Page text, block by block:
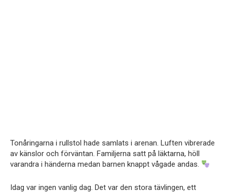
Tonåringarna i rullstol hade samlats i arenan. Luften vibrerade
av känslor och förväntan. Familjerna satt på läktarna, höll
varandra i händerna medan barnen knappt vågade andas.
Idag var ingen vanlig dag. Det var den stora tävlingen, ett